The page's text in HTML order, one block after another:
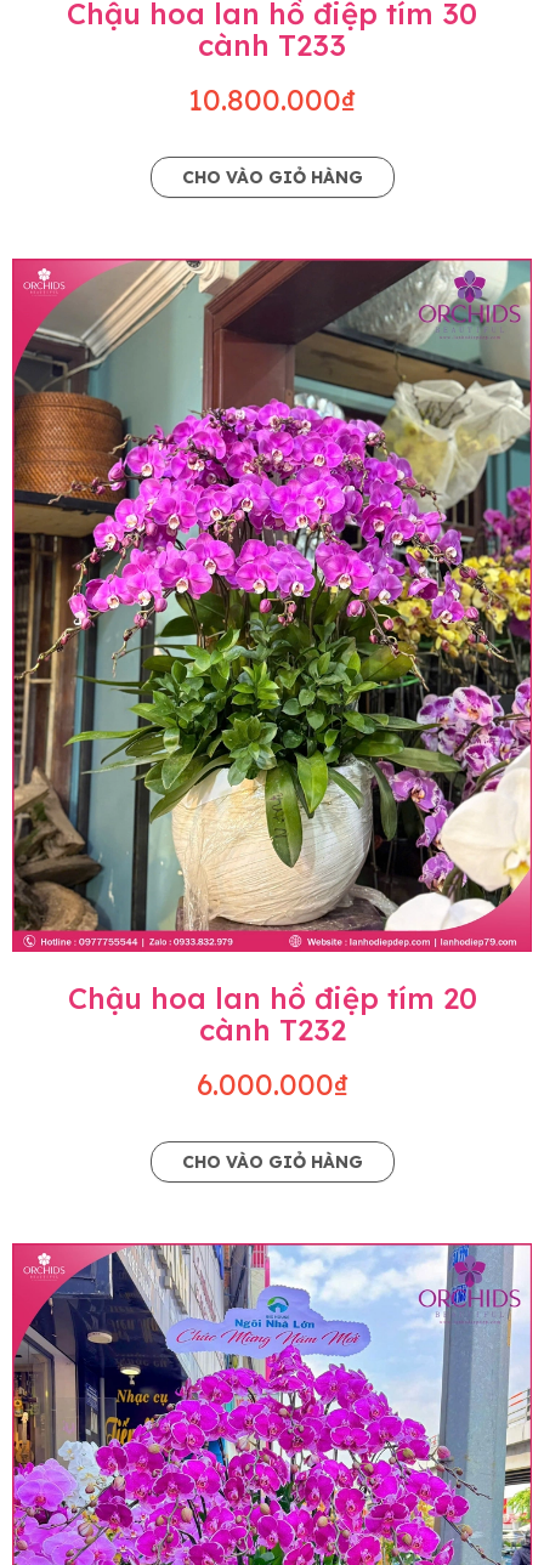
Chậu hoa lan hồ điệp tím 30
cành T233
10.800.000₫
CHO VÀO GIỎ HÀNG
Chậu hoa lan hồ điệp tím 20
cành T232
6.000.000₫
CHO VÀO GIỎ HÀNG